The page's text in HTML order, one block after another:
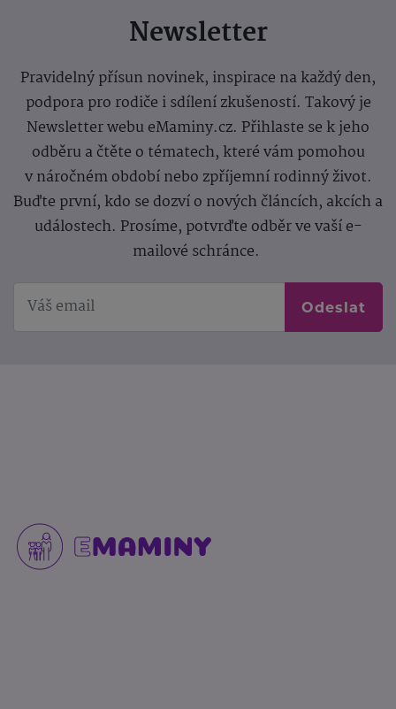
Newsletter
Pravidelný přísun novinek, inspirace na každý den,
podpora pro rodiče i sdílení zkušeností. Takový je
Newsletter webu eMaminy.cz. Přihlaste se k jeho
odběru a čtěte o tématech, které vám pomohou
v náročném období nebo zpříjemní rodinný život.
Buďte první, kdo se dozví o nových článcích, akcích a
událostech. Prosíme, potvrďte odběr ve vaší e-
mailové schránce.
Odeslat